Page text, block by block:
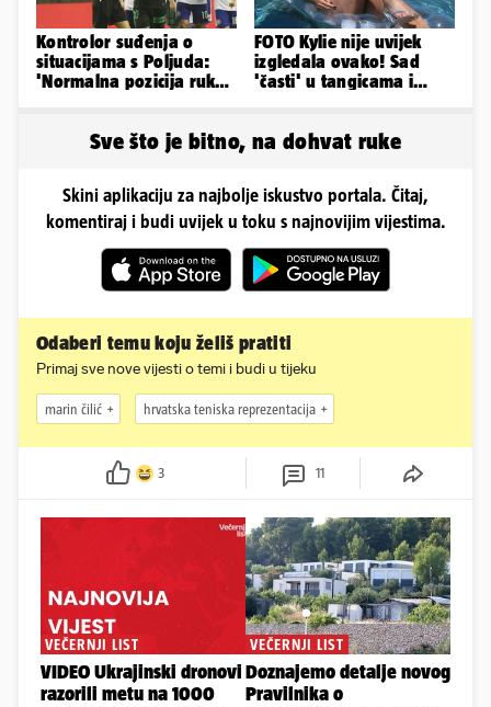
Kontrolor suđenja o
situacijama s Poljuda:
'Normalna pozicija ruku
FOTO Kylie nije uvijek
izgledala ovako! Sad
'časti' u tangicama i
Sve što je bitno, na dohvat ruke
Skini aplikaciju za najbolje iskustvo portala. Čitaj,
komentiraj i budi uvijek u toku s najnovijim vijestima.
Odaberi temu koju želiš pratiti
Primaj sve nove vijesti o temi i budi u tijeku
marin čilić hrvatska teniska reprezentacija
3 11